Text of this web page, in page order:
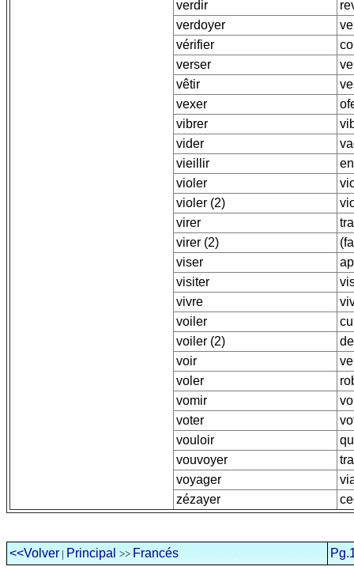
verdir
verdoyer
vérifier
verser
vêtir
vexer
vibrer
vider
vieillir
violer
violer (2)
virer
virer (2)
viser
visiter
vivre
voiler
voiler (2)
voir
voler
vomir
voter
vouloir
vouvoyer
voyager
zézayer
<<Volver | Principal >> Francés